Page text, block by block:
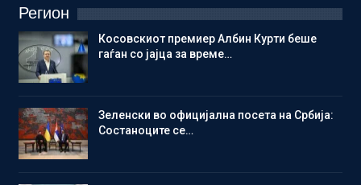
Регион
Косовскиот премиер Албин Курти беше
гаѓан со јајца за време…
Зеленски во официјална посета на Србија:
Состаноците се…